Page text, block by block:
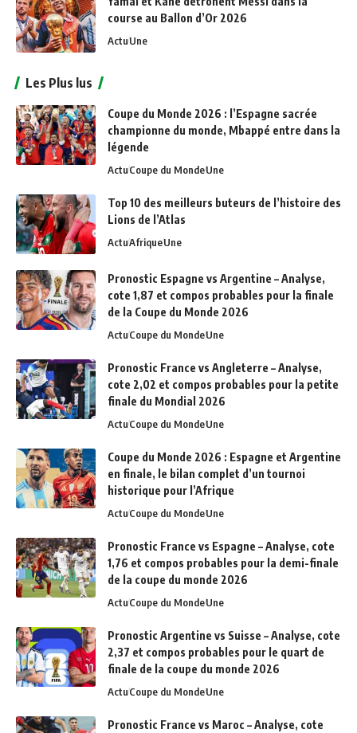
course au Ballon d’Or 2026
ActuUne
Les Plus lus
Coupe du Monde 2026 : l’Espagne sacrée
championne du monde, Mbappé entre dans la
légende
ActuCoupe du MondeUne
Top 10 des meilleurs buteurs de l’histoire des
Lions de l’Atlas
ActuAfriqueUne
Pronostic Espagne vs Argentine – Analyse,
cote 1,87 et compos probables pour la finale
de la Coupe du Monde 2026
ActuCoupe du MondeUne
Pronostic France vs Angleterre – Analyse,
cote 2,02 et compos probables pour la petite
finale du Mondial 2026
ActuCoupe du MondeUne
Coupe du Monde 2026 : Espagne et Argentine
en finale, le bilan complet d’un tournoi
historique pour l’Afrique
ActuCoupe du MondeUne
Pronostic France vs Espagne – Analyse, cote
1,76 et compos probables pour la demi-finale
de la coupe du monde 2026
ActuCoupe du MondeUne
Pronostic Argentine vs Suisse – Analyse, cote
2,37 et compos probables pour le quart de
finale de la coupe du monde 2026
ActuCoupe du MondeUne
Pronostic France vs Maroc – Analyse, cote